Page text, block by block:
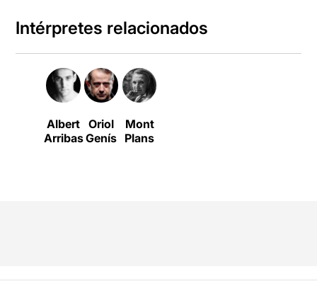
Intérpretes relacionados
Albert
Arribas
Oriol
Genís
Mont
Plans